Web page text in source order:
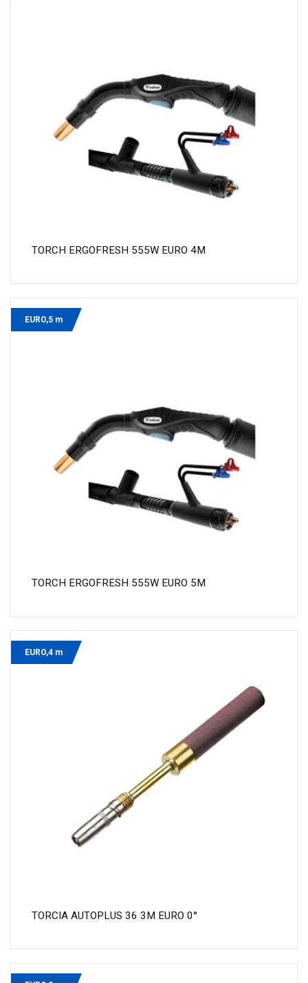
TORCH ERGOFRESH 555W EURO 4M
EURO,5 m
TORCH ERGOFRESH 555W EURO 5M
EURO,4 m
TORCIA AUTOPLUS 36 3M EURO 0°